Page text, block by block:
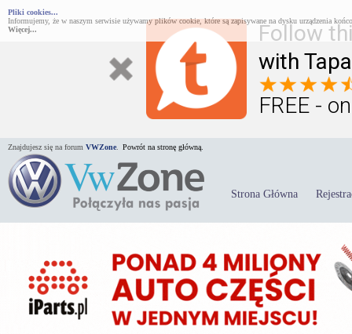
Follow
with
FREE -
Pliki cookies...
Informujemy, że w naszym serwisie używamy plików cookie, które są zapisywane na dysku urządzenia
Więcej...
Znajdujesz się na forum VWZone Powrót na stronę główną.
Strona Główna